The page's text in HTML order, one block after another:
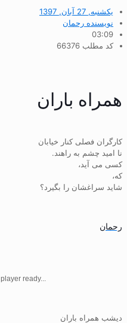
یکشنبه, 27 آبان, 1397
نویسندهرحمان
03:09
کد مطلب 66376
همراه باران
کارگران فصلی کنار خیابان
نا امید چشم به راهند.
کسی می آید،
که،
شاید سراغشان را بگیرد؟
رحمان
player ready...
دیشب همراه باران